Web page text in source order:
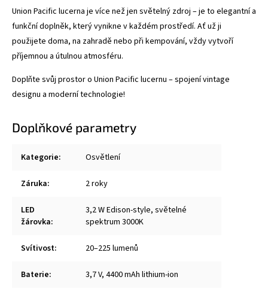
Union Pacific lucerna je více než jen světelný zdroj – je to elegantní a
funkční doplněk, který vynikne v každém prostředí. Ať už ji
použijete doma, na zahradě nebo při kempování, vždy vytvoří
příjemnou a útulnou atmosféru.
Doplňte svůj prostor o Union Pacific lucernu – spojení vintage
designu a moderní technologie!
Doplňkové parametry
Kategorie: Osvětlení
Záruka: 2 roky
LED
žárovka:
3,2 W Edison-style, světelné
spektrum 3000K
Svítivost: 20–225 lumenů
Baterie: 3,7 V, 4400 mAh lithium-ion